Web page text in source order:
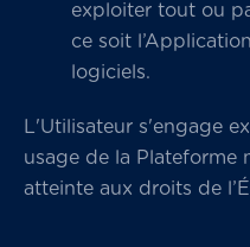
exploiter tout ou
ce soit
logiciels.
L'Utilisateur s'engage
usage de la Plateforme
atteinte aux droits de